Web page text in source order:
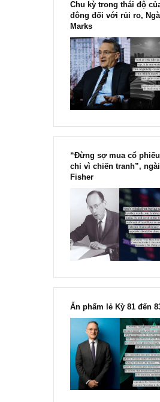
Chu kỳ trong thái
đông đối với rủi ro,
Marks
“Đừng sợ mua cổ
chỉ vì chiến tranh”,
Fisher
Ấn phẩm lẻ Kỳ 81